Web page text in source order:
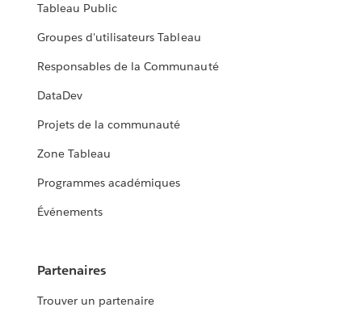
Tableau Public
Groupes d'utilisateurs Tableau
Responsables de la Communauté
DataDev
Projets de la communauté
Zone Tableau
Programmes académiques
Événements
Partenaires
Trouver un partenaire